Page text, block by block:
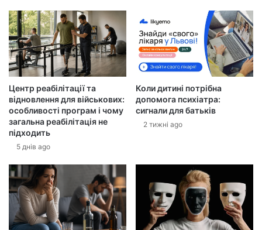
ш
у
е
л
е
к
т
р
о
н
н
у
а
д
р
е
с
у
Центр реабілітації та
відновлення для військових:
особливості програм і чому
загальна реабілітація не
підходить
5 днів ago
Коли дитині потрібна
допомога психіатра:
сигнали для батьків
2 тижні ago